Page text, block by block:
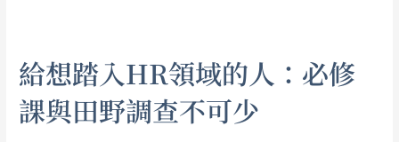
給想踏入HR領域的人：必修
課與田野調查不可少